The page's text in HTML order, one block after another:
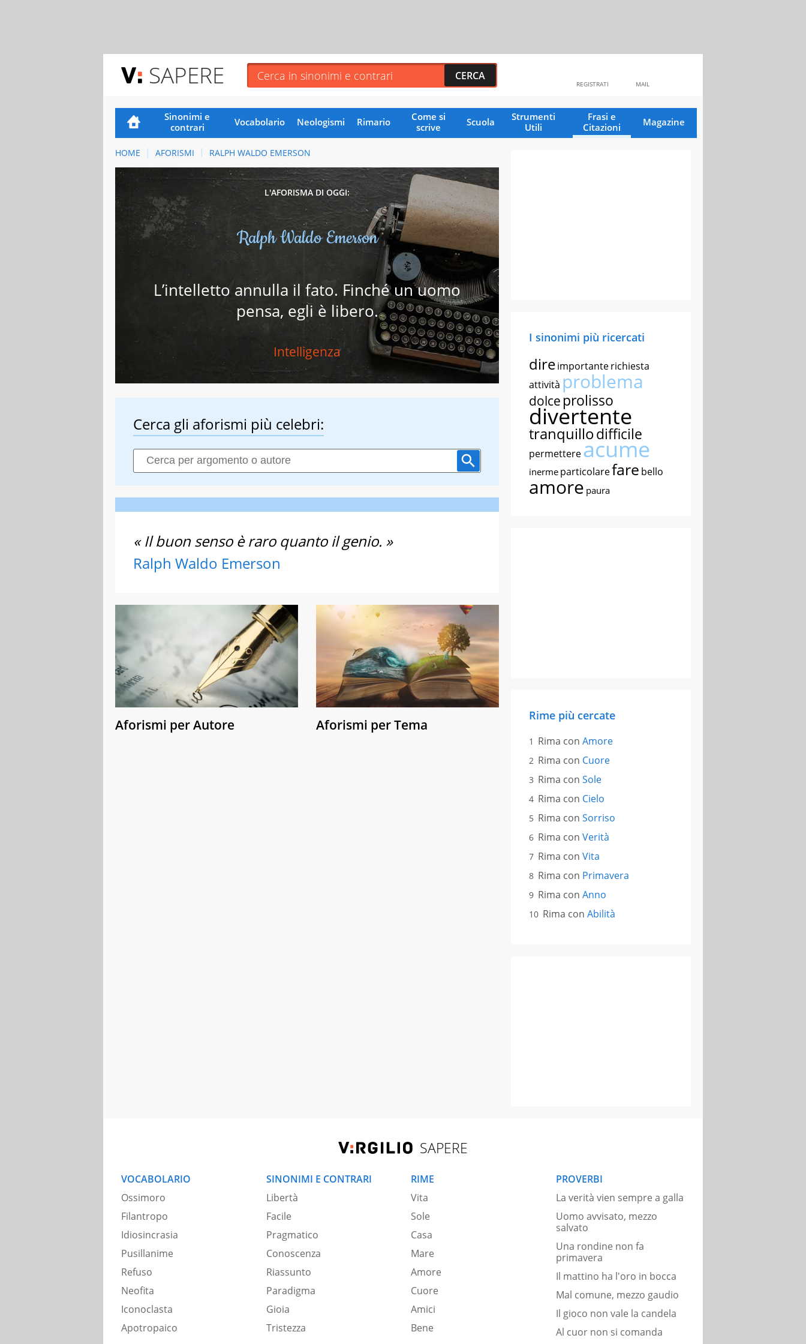
SAPERE MAIL
REGISTRATI
Sinonimi e
contrari
Vocabolario Neologismi Rimario
Come si
scrive
Scuola
Strumenti
Utili
Frasi e
Citazioni
Magazine
HOME AFORISMI RALPH WALDO EMERSON
L'AFORISMA DI OGGI:
Ralph Waldo Emerson
L’intelletto annulla il fato. Finché un uomo
pensa, egli è libero.
Intelligenza
Cerca gli aforismi più celebri:
« Il buon senso è raro quanto il genio. »
Ralph Waldo Emerson
Aforismi per Autore Aforismi per Tema
I sinonimi più ricercati
direimportanterichiesta
attività problema
dolce prolisso
divertente
tranquillodifficile
permettereacume
inerme particolarefare bello
amore paura
Rime più cercate
Rima con Amore
Rima con Cuore
Rima con Sole
Rima con Cielo
Rima con Sorriso
Rima con Verità
Rima con Vita
Rima con Primavera
Rima con Anno
Rima con Abilità
SAPERE
VOCABOLARIO
Ossimoro
Filantropo
Idiosincrasia
Pusillanime
Refuso
Neofita
Iconoclasta
Apotropaico
SINONIMI E CONTRARI
Libertà
Facile
Pragmatico
Conoscenza
Riassunto
Paradigma
Gioia
Tristezza
RIME
Vita
Sole
Casa
Mare
Amore
Cuore
Amici
Bene
PROVERBI
La verità vien sempre a galla
Uomo avvisato, mezzo
salvato
Una rondine non fa
primavera
Il mattino ha l'oro in bocca
Mal comune, mezzo gaudio
Il gioco non vale la candela
Al cuor non si comanda